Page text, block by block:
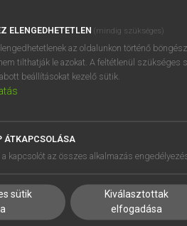
SÚGÓ
RÓLUNK
ELENGEDHETETLEN (mindig szükséges)
az oldalunkon történő
tilthatják le azokat. A feltétlenül szükséges
beállításokat kezelő sütik.
ÁTKAPCSOLÁSA
kapcsolót az összes alkalmazás
sütik
Kiválasztottak
elfogadása